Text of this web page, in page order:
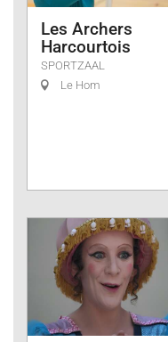
Les Archers
Harcourtois
SPORTZAAL
Le Hom